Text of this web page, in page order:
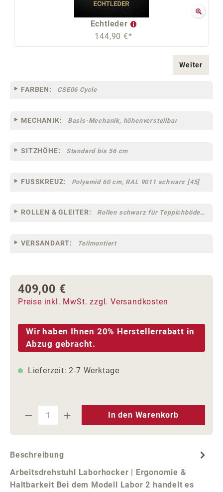
Echtleder
144,90 €*
Weiter
FARBEN: CSE06 Cycle
MECHANIK: Basis-Mechanik, höhenverstellbar
SITZHÖHE: Standard bis 56 cm
FUSSKREUZ: Polyamid 60 cm, RAL 9011 schwarz [45]
ROLLEN & GLEITER: Rollen schwarz für Teppichböden [12] (klein)
VERSANDART: Teilmontiert
Regulärer Preis:
409,00 €
Preise inkl. MwSt. zzgl. Versandkosten
Wir haben Ihnen 20% Herstellerrabatt in
Abzug gebracht.
Lieferzeit: 2-7 Werktage
Produkt Anzahl: Gib den
In den Warenkorb
Beschreibung
Arbeitsdrehstuhl Laborhocker | Ergonomie &
Haltbarkeit Bei dem Modell Labor 2 handelt es